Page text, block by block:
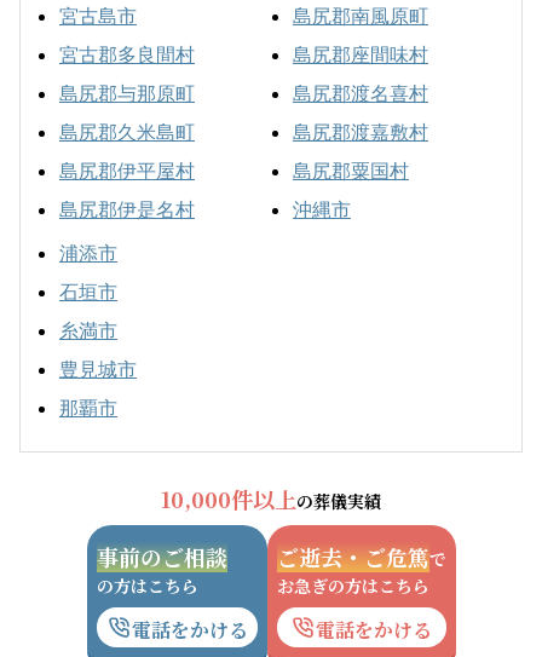
宮古島市
宮古郡多良間村
島尻郡与那原町
島尻郡久米島町
島尻郡伊平屋村
島尻郡伊是名村
島尻郡南風原町
島尻郡座間味村
島尻郡渡名喜村
島尻郡渡嘉敷村
島尻郡粟国村
沖縄市
浦添市
石垣市
糸満市
豊見城市
那覇市
10,000件以上の葬儀実績
事前のご相談
の方はこちら
電話をかける
ご逝去・ご危篤で
お急ぎの方はこちら
電話をかける